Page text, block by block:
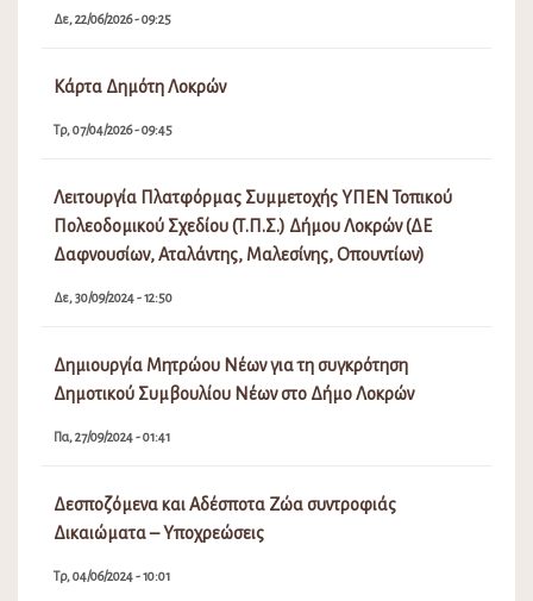
Δε, 22/06/2026 - 09:25
Κάρτα Δημότη Λοκρών
Τρ, 07/04/2026 - 09:45
Λειτουργία Πλατφόρμας Συμμετοχής ΥΠΕΝ Τοπικού
Πολεοδομικού Σχεδίου (Τ.Π.Σ.) Δήμου Λοκρών (ΔΕ
Δαφνουσίων, Αταλάντης, Μαλεσίνης, Οπουντίων)
Δε, 30/09/2024 - 12:50
Δημιουργία Μητρώου Νέων για τη συγκρότηση
Δημοτικού Συμβουλίου Νέων στο Δήμο Λοκρών
Πα, 27/09/2024 - 01:41
Δεσποζόμενα και Αδέσποτα Ζώα συντροφιάς
Δικαιώματα – Υποχρεώσεις
Τρ, 04/06/2024 - 10:01